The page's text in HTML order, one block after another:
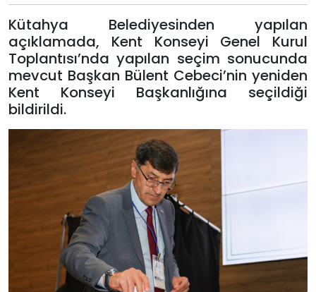
Kütahya Belediyesinden yapılan
açıklamada, Kent Konseyi Genel Kurul
Toplantısı’nda yapılan seçim sonucunda
mevcut Başkan Bülent Cebeci’nin yeniden
Kent Konseyi Başkanlığına seçildiği
bildirildi.